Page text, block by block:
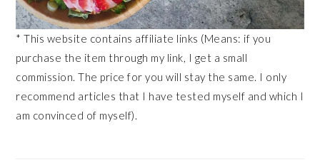
* This website contains affiliate links (Means: if you
purchase the item through my link, I get a small
commission. The price for you will stay the same. I only
recommend articles that I have tested myself and which I
am convinced of myself).